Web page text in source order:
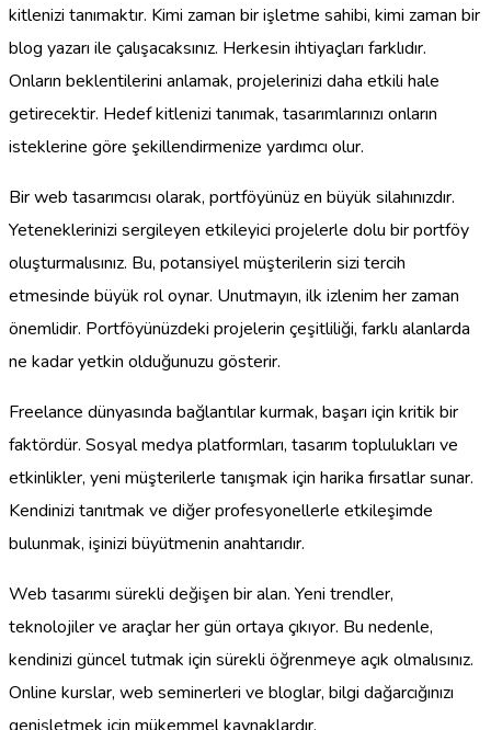
kitlenizi tanımaktır. Kimi zaman bir işletme sahibi, kimi zaman bir
blog yazarı ile çalışacaksınız. Herkesin ihtiyaçları farklıdır.
Onların beklentilerini anlamak, projelerinizi daha etkili hale
getirecektir. Hedef kitlenizi tanımak, tasarımlarınızı onların
isteklerine göre şekillendirmenize yardımcı olur.
Bir web tasarımcısı olarak, portföyünüz en büyük silahınızdır.
Yeteneklerinizi sergileyen etkileyici projelerle dolu bir portföy
oluşturmalısınız. Bu, potansiyel müşterilerin sizi tercih
etmesinde büyük rol oynar. Unutmayın, ilk izlenim her zaman
önemlidir. Portföyünüzdeki projelerin çeşitliliği, farklı alanlarda
ne kadar yetkin olduğunuzu gösterir.
Freelance dünyasında bağlantılar kurmak, başarı için kritik bir
faktördür. Sosyal medya platformları, tasarım toplulukları ve
etkinlikler, yeni müşterilerle tanışmak için harika fırsatlar sunar.
Kendinizi tanıtmak ve diğer profesyonellerle etkileşimde
bulunmak, işinizi büyütmenin anahtarıdır.
Web tasarımı sürekli değişen bir alan. Yeni trendler,
teknolojiler ve araçlar her gün ortaya çıkıyor. Bu nedenle,
kendinizi güncel tutmak için sürekli öğrenmeye açık olmalısınız.
Online kurslar, web seminerleri ve bloglar, bilgi dağarcığınızı